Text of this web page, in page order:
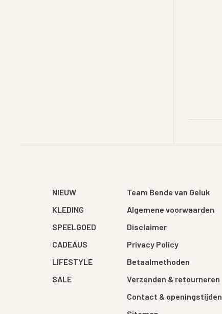
NIEUW
KLEDING
SPEELGOED
CADEAUS
LIFESTYLE
SALE
Team Bende van Geluk
Algemene voorwaarden
Disclaimer
Privacy Policy
Betaalmethoden
Verzenden & retourneren
Contact & openingstijden